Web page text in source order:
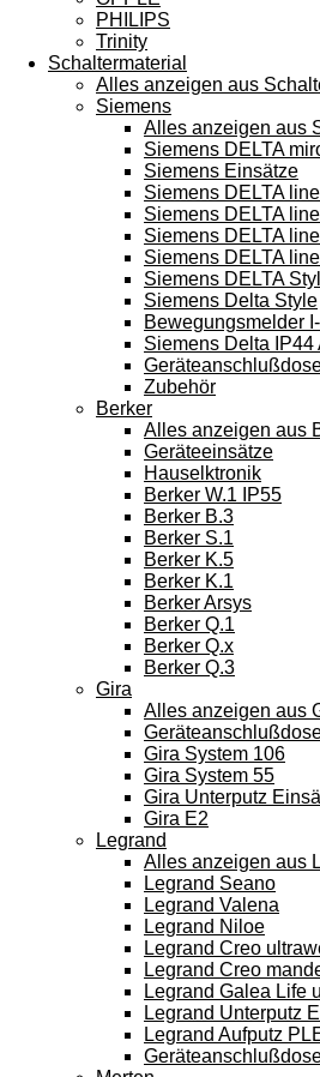
PHILIPS
Trinity
Schaltermaterial
Alles anzeigen aus
Siemens
Alles anzeigen aus
Siemens DELTA
Siemens Einsätze
Siemens DELTA
Siemens DELTA
Siemens DELTA
Siemens DELTA
Siemens DELTA
Siemens Delta Style
Bewegungsmelder
Siemens Delta IP44
Zubehör
Berker
Alles anzeigen aus
Geräteeinsätze
Hauselktronik
Berker W.1 IP55
Berker B.3
Berker S.1
Berker K.5
Berker K.1
Berker Arsys
Berker Q.1
Berker Q.x
Berker Q.3
Gira
Alles anzeigen aus
Gira System 106
Gira System 55
Gira Unterputz
Gira E2
Legrand
Alles anzeigen aus
Legrand Seano
Legrand Valena
Legrand Niloe
Legrand Creo
Legrand Creo
Legrand Galea Life
Legrand Unterputz
Legrand Aufputz